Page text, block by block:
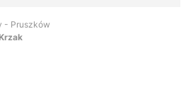
- Pruszków